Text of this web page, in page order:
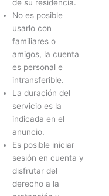
de su residencia.
No es posible
usarlo con
familiares o
amigos, la cuenta
es personal e
intransferible.
La duración del
servicio es la
indicada en el
anuncio.
Es posible iniciar
sesión en cuenta y
disfrutar del
derecho a la